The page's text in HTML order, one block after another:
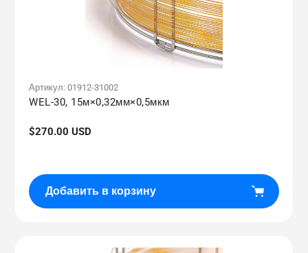
Артикул: 01912-31002
WEL-30, 15м×0,32мм×0,5мкм
Обычная
$270.00 USD
Добавить в корзину